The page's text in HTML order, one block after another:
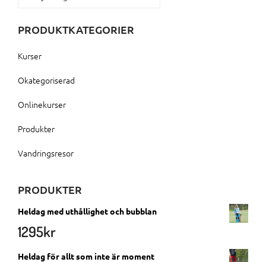
PRODUKTKATEGORIER
Kurser
Okategoriserad
Onlinekurser
Produkter
Vandringsresor
PRODUKTER
Heldag med uthållighet och bubblan
1295kr
Heldag för allt som inte är moment